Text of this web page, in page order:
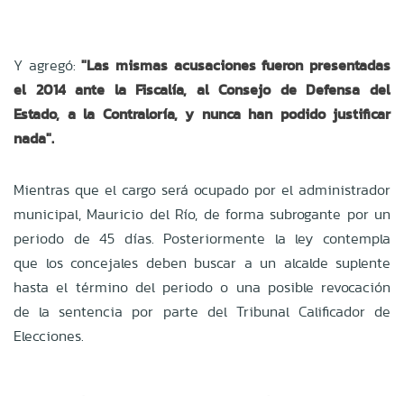
Y agregó:"Las mismas acusaciones fueron presentadas
el 2014 ante la Fiscalía, al Consejo de Defensa del
Estado, a la Contraloría, y nunca han podido justificar
nada".
Mientras que el cargo será ocupado por el administrador
municipal, Mauricio del Río, de forma subrogante por un
periodo de 45 días. Posteriormente la ley contempla
que los concejales deben buscar a un alcalde suplente
hasta el término del periodo o una posible revocación
de la sentencia por parte del Tribunal Calificador de
Elecciones.